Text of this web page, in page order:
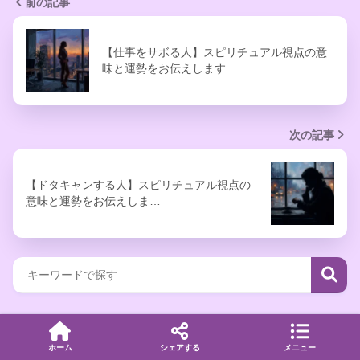
前の記事
【仕事をサボる人】スピリチュアル視点の意
味と運勢をお伝えします
次の記事
【ドタキャンする人】スピリチュアル視点の
意味と運勢をお伝えしま…
人気記事
ホーム シェアする メニュー